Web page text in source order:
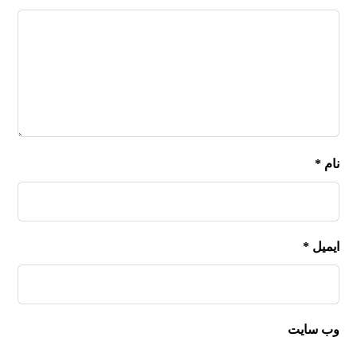
نام*
ایمیل*
وب‌ سایت